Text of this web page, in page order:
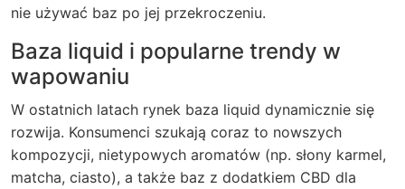
nie używać baz po jej przekroczeniu.
Baza liquid i popularne trendy w
wapowaniu
W ostatnich latach rynek baza liquid dynamicznie się
rozwija. Konsumenci szukają coraz to nowszych
kompozycji, nietypowych aromatów (np. słony karmel,
matcha, ciasto), a także baz z dodatkiem CBD dla